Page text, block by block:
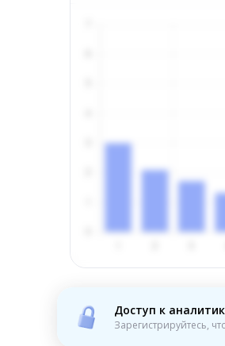
Доступ к
Зарегистрируйтесь,